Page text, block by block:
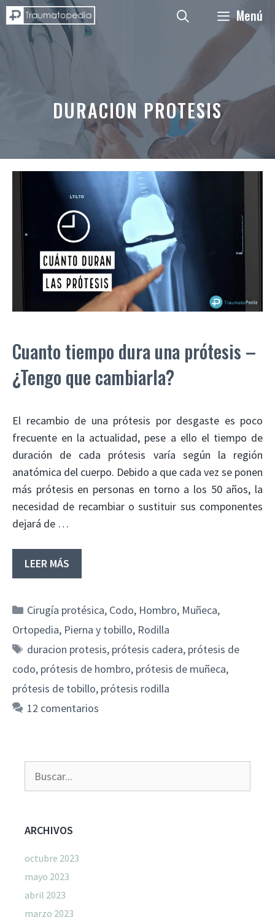
Saltar
al
contenido
Menú
DURACION PROTESIS
Cuanto tiempo dura una prótesis –
¿Tengo que cambiarla?
El recambio de una prótesis por desgaste es poco
frecuente en la actualidad, pese a ello el tiempo de
duración de cada prótesis varía según la región
anatómica del cuerpo. Debido a que cada vez se ponen
más prótesis en personas en torno a los 50 años, la
necesidad de recambiar o sustituir sus componentes
dejará de …
LEER MÁS
Categorías
Cirugía protésica, Codo, Hombro, Muñeca,
Ortopedia, Pierna y tobillo, Rodilla
Etiquetas
duracion protesis, prótesis cadera, prótesis de
codo, prótesis de hombro, prótesis de muñeca,
prótesis de tobillo, prótesis rodilla
12 comentarios
ARCHIVOS
octubre 2023
mayo 2023
abril 2023
marzo 2023